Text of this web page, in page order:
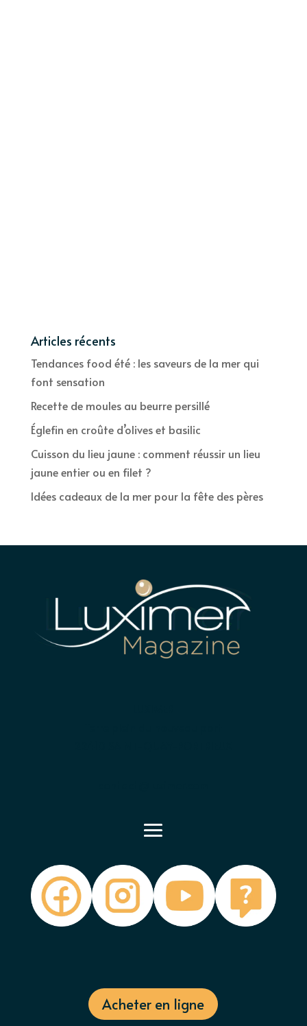
Articles récents
Tendances food été : les saveurs de la mer qui
font sensation
Recette de moules au beurre persillé
Églefin en croûte d’olives et basilic
Cuisson du lieu jaune : comment réussir un lieu
jaune entier ou en filet ?
Idées cadeaux de la mer pour la fête des pères
Acheter en ligne